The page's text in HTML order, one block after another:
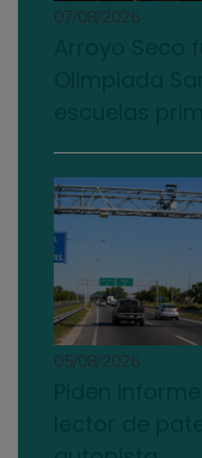
07/08/2026
05/08/2026